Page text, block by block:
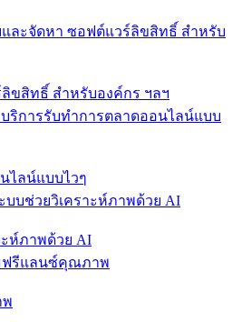
ขสิทธิ์ สำหรับองค์กร ฯลฯ
ไลน์แบบไวๆ
ห์ภาพด้วย AI
พ